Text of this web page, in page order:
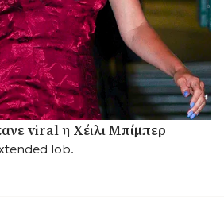
viral η Χέιλι Μπίμπερ
lob.